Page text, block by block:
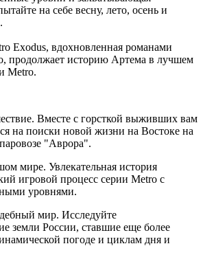
на себе весну, лето, осень и
Exodus, вдохновленная романами
продолжает историю Артема в лучшем
Metro.
Вместе с горсткой выживших вам
на поиски новой жизни на Востоке на
"Аврора".
мире. Увлекательная история
игровой процесс серии Metro с
уровнями.
мир. Исследуйте
земли России, ставшие еще более
погоде и циклам дня и